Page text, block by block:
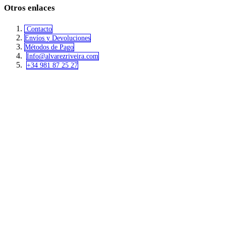
Otros enlaces
Contacto
Envíos y Devoluciones
Métodos de Pago
Info@alvar​​ezriveira.com
+34 981 87 25 27